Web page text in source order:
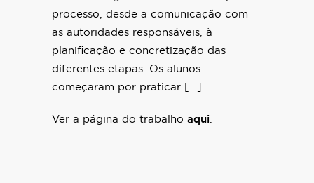
processo, desde a comunicação com
as autoridades responsáveis, à
planificação e concretização das
diferentes etapas. Os alunos
começaram por praticar […]
Ver a página do trabalho aqui.